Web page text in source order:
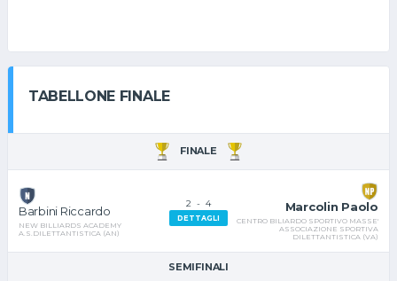
TABELLONE FINALE
FINALE
Barbini Riccardo
NEW BILLIARDS ACADEMY
A.S.DILETTANTISTICA (AN)
2- 4
DETTAGLI
Marcolin Paolo
CENTRO BILIARDO SPORTIVO MASSE'
ASSOCIAZIONE SPORTIVA
DILETTANTISTICA (VA)
SEMIFINALI